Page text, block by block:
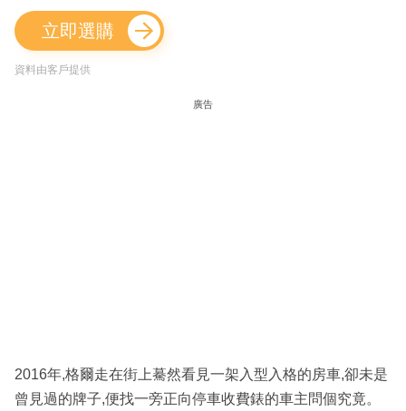
立即選購
資料由客戶提供
廣告
2016年,格爾走在街上驀然看見一架入型入格的房車,卻未是
曾見過的牌子,便找一旁正向停車收費錶的車主問個究竟。